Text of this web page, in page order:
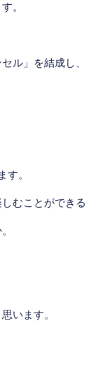
。
ル」を結成し、
。
むことができる
います。